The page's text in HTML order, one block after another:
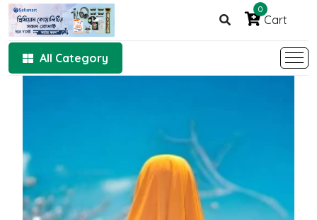
0
Cart
All Category